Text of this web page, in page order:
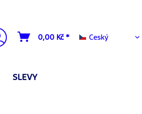
0,00 Kč * Ceský
Ceský
SLEVY